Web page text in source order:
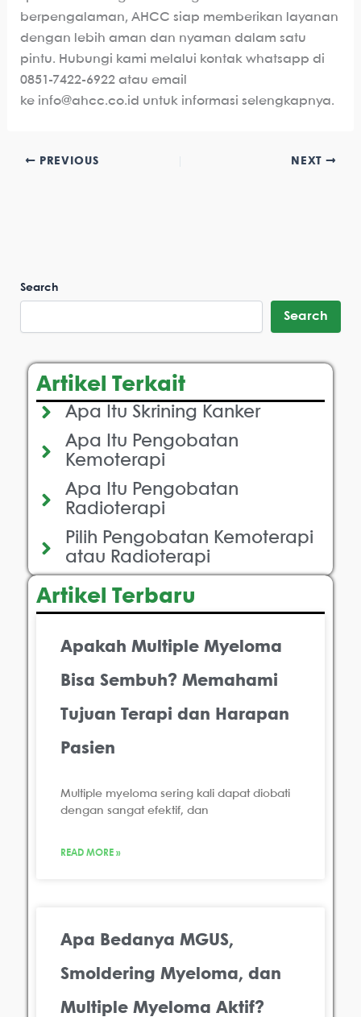
berpengalaman, AHCC siap memberikan layanan
dengan lebih aman dan nyaman dalam satu
pintu. Hubungi kami melalui kontak whatsapp di
0851-7422-6922 atau email
ke info@ahcc.co.id untuk informasi selengkapnya.
PREVIOUS NEXT
Search
Search
Artikel Terkait
Apa Itu Skrining Kanker
Apa Itu Pengobatan
Kemoterapi
Apa Itu Pengobatan
Radioterapi
Pilih Pengobatan Kemoterapi
atau Radioterapi
Artikel Terbaru
Apakah Multiple Myeloma
Bisa Sembuh? Memahami
Tujuan Terapi dan Harapan
Pasien
Multiple myeloma sering kali dapat diobati
dengan sangat efektif, dan
READ MORE »
Apa Bedanya MGUS,
Smoldering Myeloma, dan
Multiple Myeloma Aktif?